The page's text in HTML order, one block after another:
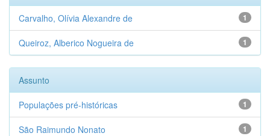
1
Carvalho, Olívia Alexandre de
1
Queiroz, Alberico Nogueira de
Assunto
1
Populações pré-históricas
1
São Raimundo Nonato